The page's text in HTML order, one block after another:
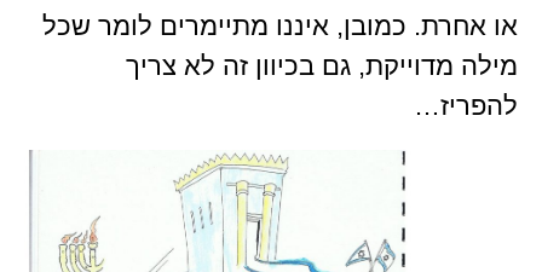
או אחרת. כמובן, איננו מתיימרים לומר שכל
מילה מדוייקת, גם בכיוון זה לא צריך
להפריז…